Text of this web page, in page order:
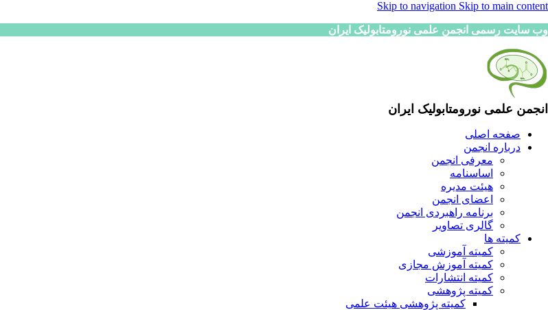
Skip to navigation Skip to main content
وب سایت رسمی انجمن علمی نورومتابولیک ایران
انجمن علمی نورومتابولیک ایران
صفحه اصلی
درباره انجمن
معرفی انجمن
اساسنامه
هیئت مدیره
اعضای انجمن
برنامه راهبردی انجمن
گالری تصاویر
کمیته ها
کمیته آموزشی
کمیته آموزش مجازی
کمیته انتشارات
کمیته پژوهشی
کمیته پژوهشی هیئت علمی